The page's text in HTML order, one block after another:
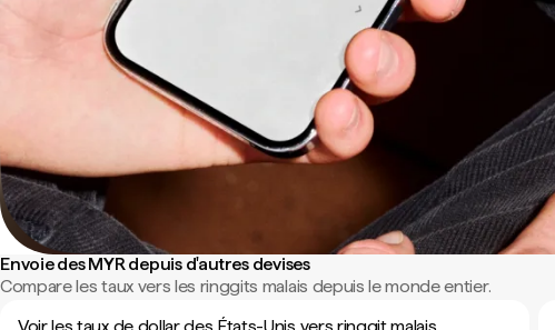
Envoie des MYR depuis d'autres devises
Compare les taux vers les ringgits malais depuis le monde entier.